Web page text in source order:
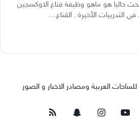
حاليا هو ماهو وظيفة قناع الاوكسجين
في التدريبات الأخيرة . القناع…
العربية ومصادر الاخبار و الصور
يوتيوبانستقرامسناب ملخص